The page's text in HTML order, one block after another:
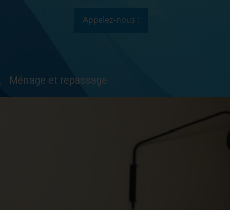
Appelez-nous :
Ménage et repassage